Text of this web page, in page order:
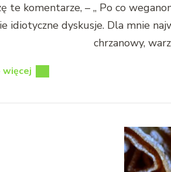
te komentarze, – „ Po co
idiotyczne dyskusje. Dla mnie
chrzanowy,
więcej